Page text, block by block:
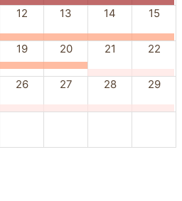
12 13 14 15
19 20 21 22
26 27 28 29